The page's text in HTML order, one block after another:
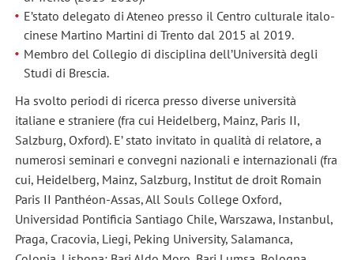
E’stato delegato di Ateneo presso il Centro culturale italo-
cinese Martino Martini di Trento dal 2015 al 2019.
Membro del Collegio di disciplina dell’Università degli
Studi di Brescia.
Ha svolto periodi di ricerca presso diverse università
italiane e straniere (fra cui Heidelberg, Mainz, Paris II,
Salzburg, Oxford). E’ stato invitato in qualità di relatore, a
numerosi seminari e convegni nazionali e internazionali (fra
cui, Heidelberg, Mainz, Salzburg, Institut de droit Romain
Paris II Panthéon-Assas, All Souls College Oxford,
Universidad Pontificia Santiago Chile, Warszawa, Instanbul,
Praga, Cracovia, Liegi, Peking University, Salamanca,